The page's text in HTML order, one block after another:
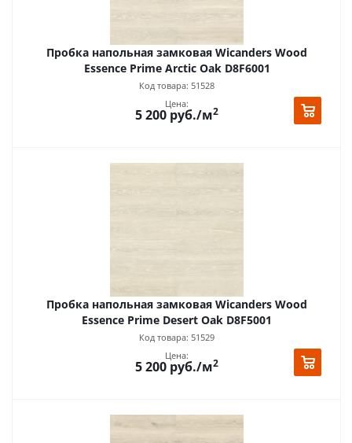
Пробка напольная замковая Wicanders Wood
Essence Prime Arctic Oak D8F6001
Код товара: 51528
Цена:
5 200 руб./м2
Пробка напольная замковая Wicanders Wood
Essence Prime Desert Oak D8F5001
Код товара: 51529
Цена:
5 200 руб./м2